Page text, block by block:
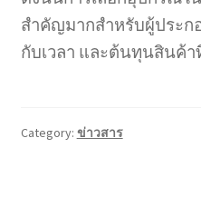
สำคัญมากสำหรับผู้ประก
กับเวลา และต้นทุนสินค้า
Category: ข่าวสาร